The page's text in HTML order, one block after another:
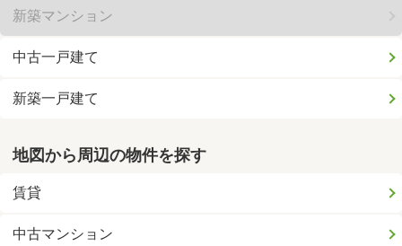
新築マンション
中古一戸建て
新築一戸建て
地図から周辺の物件を探す
賃貸
中古マンション